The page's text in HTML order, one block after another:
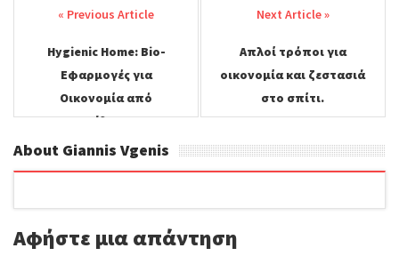
b
k
t
e
l
ε
τ
navigation
Hygienic Home: Bio-
Εφαρμογές για
Οικονομία από
Σπατάλες στην
Καθαριότητα.
Απλοί τρόποι για
οικονομία και ζεστασιά
στο σπίτι.
About Giannis Vgenis
Αφήστε μια απάντηση